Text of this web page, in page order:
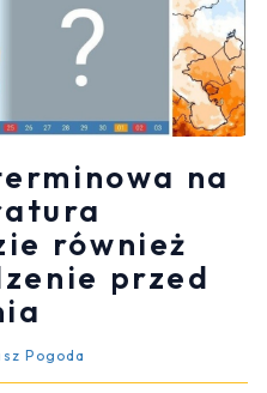
na
również
przed
Pogoda